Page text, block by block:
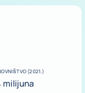
(2021.)
milijuna